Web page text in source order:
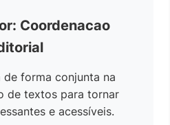
Coordenacao
de forma conjunta na
de textos para tornar
e acessíveis.